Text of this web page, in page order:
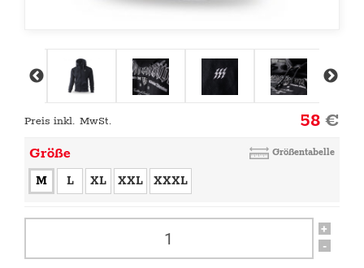
Preis inkl. MwSt. 58€
Größe Größentabelle
M L XL XXL XXXL
+
-